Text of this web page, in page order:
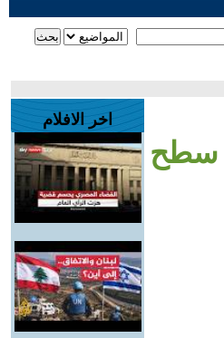
سطح
اخر الافلام